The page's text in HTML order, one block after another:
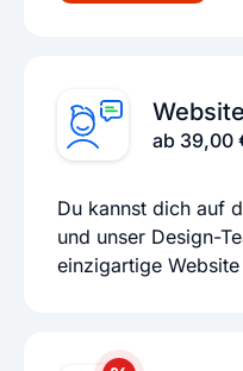
ab 39,00
Du kannst dich auf
und unser Design-
einzigartige